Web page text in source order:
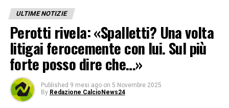
ULTIME NOTIZIE
Perotti rivela: «Spalletti? Una volta
litigai ferocemente con lui. Sul più
forte posso dire che…»
Published 9 mesi ago on 5 Novembre 2025
By Redazione CalcioNews24